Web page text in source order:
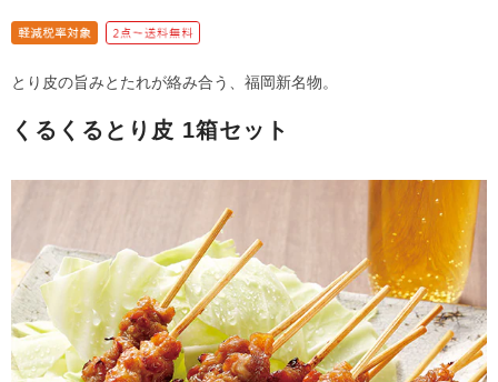
とり皮の旨みとたれが絡み合う、福岡新名物。
くるくるとり皮 1箱セット